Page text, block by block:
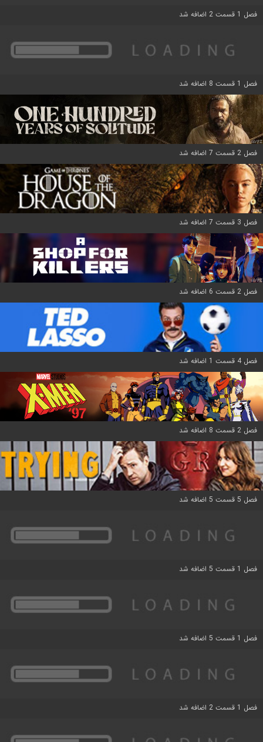
فصل 1 قسمت 2 اضافه شد
فصل 1 قسمت 8 اضافه شد
فصل 2 قسمت 7 اضافه شد
فصل 3 قسمت 7 اضافه شد
فصل 2 قسمت 6 اضافه شد
فصل 4 قسمت 1 اضافه شد
فصل 2 قسمت 8 اضافه شد
فصل 5 قسمت 5 اضافه شد
فصل 1 قسمت 5 اضافه شد
فصل 1 قسمت 5 اضافه شد
فصل 1 قسمت 2 اضافه شد